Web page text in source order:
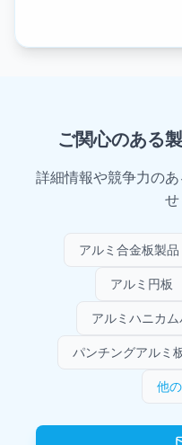
ご関心のある
詳細情報や競争力の
アルミ合金板製品
アルミ円板
アルミハニカ
パンチングアルミ
他